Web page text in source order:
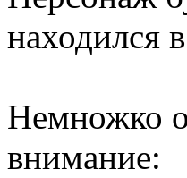
находился
Немножко
внимание: